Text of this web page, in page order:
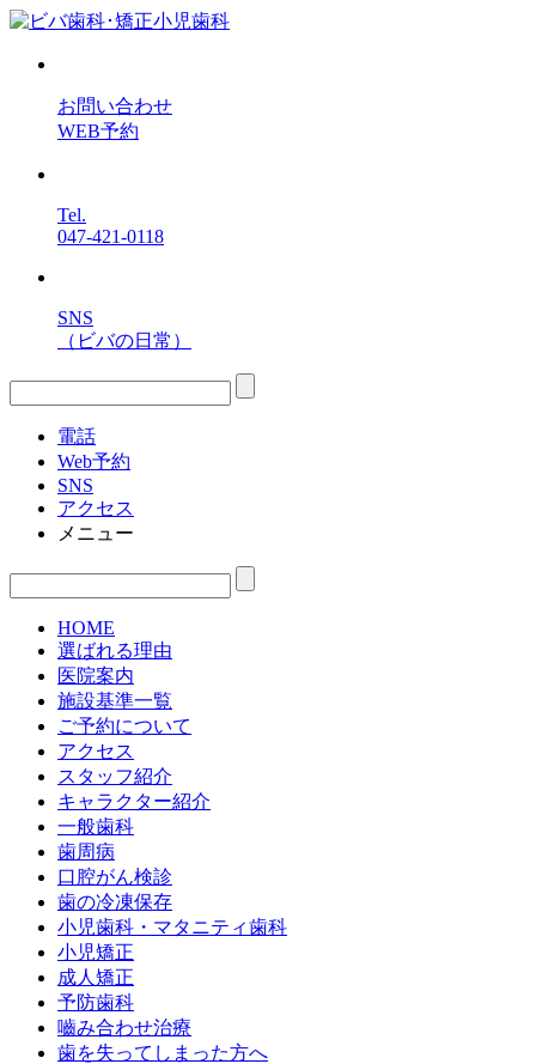
お問い合わせ
WEB予約
Tel.
047-421-0118
SNS
（ビバの日常）
電話
Web予約
SNS
アクセス
メニュー
HOME
選ばれる理由
医院案内
施設基準一覧
ご予約について
アクセス
スタッフ紹介
キャラクター紹介
一般歯科
歯周病
口腔がん検診
歯の冷凍保存
小児歯科・マタニティ歯科
小児矯正
成人矯正
予防歯科
嚙み合わせ治療
歯を失ってしまった方へ